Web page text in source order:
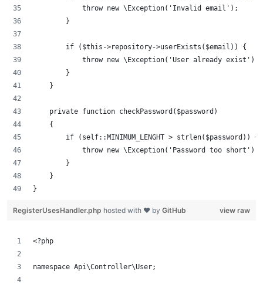
            throw new \Exception('Invalid email');
        }
        if ($this->repository->userExists($email)) {
            throw new \Exception('User already exist');
        }
    }
    private function checkPassword($password)
    {
        if (self::MINIMUM_LENGHT > strlen($password)) {
            throw new \Exception('Password too short');
        }
    }
}
view raw
RegisterUsesHandler.php hosted with ❤ by GitHub
<?php
namespace Api\Controller\User;